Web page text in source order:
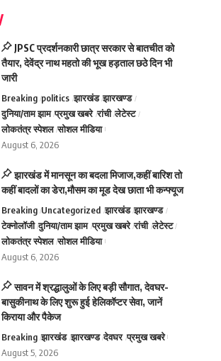
JPSC प्रदर्शनकारी छात्र सरकार से बातचीत को
तैयार, देवेंद्र नाथ महतो की भूख हड़ताल छठे दिन भी
जारी
Breaking politics झारखंड झारखण्ड
दुनिया/ताम झाम प्रमुख खबरे रांची लेटेस्ट
लोकतंत्र स्पेशल सोशल मीडिया
August 6, 2026
झारखंड में मानसून का बदला मिजाज,कहीं बारिश तो
कहीं बादलों का डेरा,मौसम का मूड देख छाता भी कन्फ्यूज
Breaking Uncategorized झारखंड झारखण्ड
टेक्नोलॉजी दुनिया/ताम झाम प्रमुख खबरे रांची लेटेस्ट
लोकतंत्र स्पेशल सोशल मीडिया
August 6, 2026
सावन में श्रद्धालुओं के लिए बड़ी सौगात, देवघर-
बासुकीनाथ के लिए शुरू हुई हेलिकॉप्टर सेवा, जानें
किराया और पैकेज
Breaking झारखंड झारखण्ड देवघर प्रमुख खबरे
August 5, 2026